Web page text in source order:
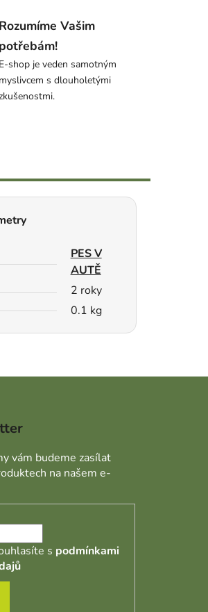
Rozumíme Vašim
potřebám!
E-shop je veden samotným
myslivcem s dlouholetými
PES V
AUTĚ
2 roky
0.1 kg
vám budeme zasílat
na našem e-
s podmínkami